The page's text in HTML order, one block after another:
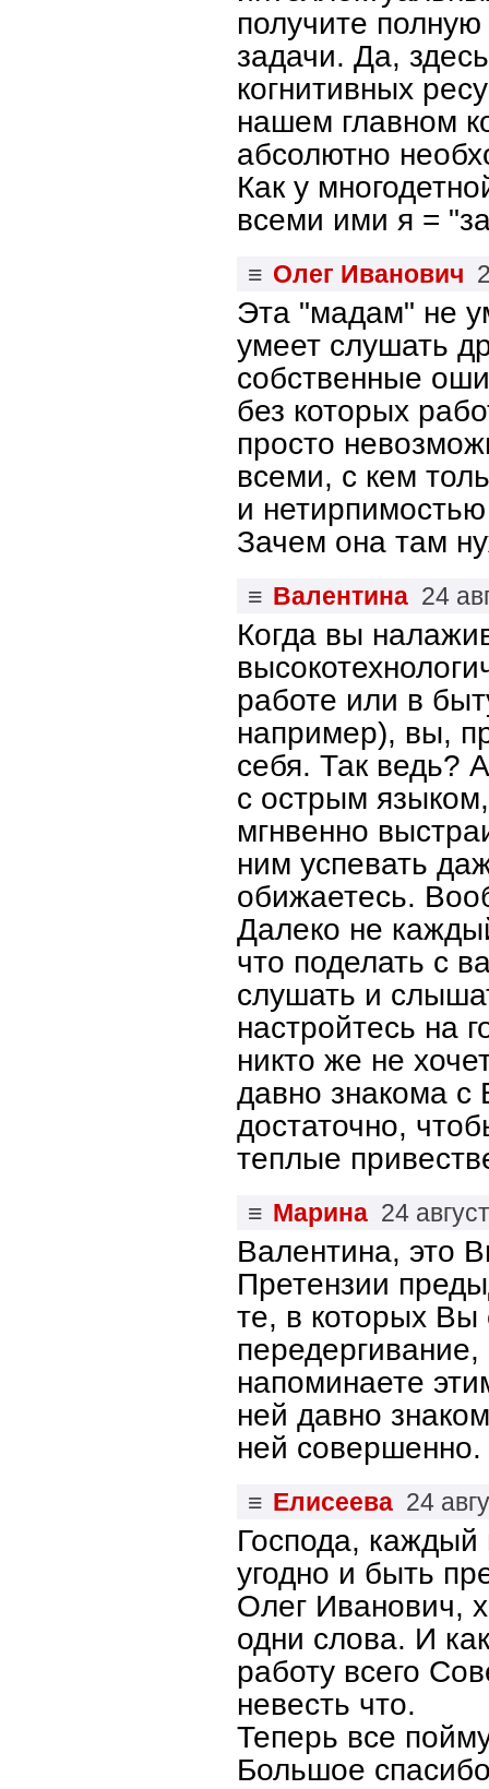
получите
задачи. Да,
когнитивных
нашем главном
абсолютно
Как у
всеми ими я =
≡ Олег Иванович
Эта "мадам" не
умеет слушать
собственные
без которых
просто
всеми, с кем
и
Зачем она там
≡ Валентина 24
Когда вы
работе или в
например), вы,
себя. Так ведь?
с острым
мгнвенно
ним успевать
обижаетесь.
Далеко не
что поделать с
слушать и
настройтесь на
никто же не
давно знакома
достаточно,
теплые
≡ Марина 24
Валентина, это
Претензии
те, в которых Вы
напоминаете
ней давно
ней совершенно.
≡ Елисеева 24
Господа,
угодно и быть
Олег Иванович,
одни слова. И
работу всего
невесть что.
Теперь все
Большое